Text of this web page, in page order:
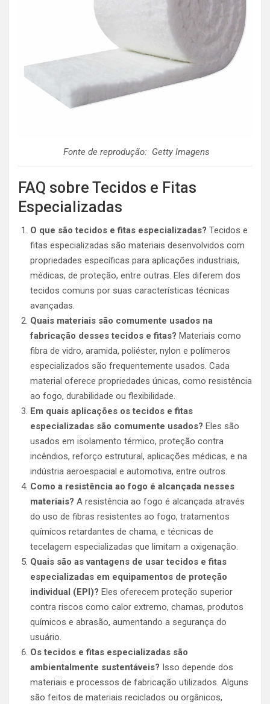
Fonte de reprodução: Getty Imagens
FAQ sobre Tecidos e Fitas
Especializadas
O que são tecidos e fitas especializadas? Tecidos e
fitas especializadas são materiais desenvolvidos com
propriedades específicas para aplicações industriais,
médicas, de proteção, entre outras. Eles diferem dos
tecidos comuns por suas características técnicas
avançadas.
Quais materiais são comumente usados na
fabricação desses tecidos e fitas? Materiais como
fibra de vidro, aramida, poliéster, nylon e polímeros
especializados são frequentemente usados. Cada
material oferece propriedades únicas, como resistência
ao fogo, durabilidade ou flexibilidade.
Em quais aplicações os tecidos e fitas
especializadas são comumente usados? Eles são
usados em isolamento térmico, proteção contra
incêndios, reforço estrutural, aplicações médicas, e na
indústria aeroespacial e automotiva, entre outros.
Como a resistência ao fogo é alcançada nesses
materiais? A resistência ao fogo é alcançada através
do uso de fibras resistentes ao fogo, tratamentos
químicos retardantes de chama, e técnicas de
tecelagem especializadas que limitam a oxigenação.
Quais são as vantagens de usar tecidos e fitas
especializadas em equipamentos de proteção
individual (EPI)? Eles oferecem proteção superior
contra riscos como calor extremo, chamas, produtos
químicos e abrasão, aumentando a segurança do
usuário.
Os tecidos e fitas especializadas são
ambientalmente sustentáveis? Isso depende dos
materiais e processos de fabricação utilizados. Alguns
são feitos de materiais reciclados ou orgânicos,